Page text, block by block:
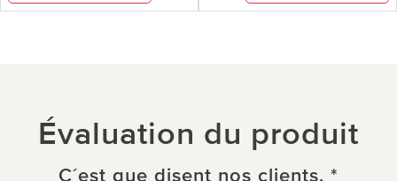
Évaluation du produit
C´est que disent nos clients. *